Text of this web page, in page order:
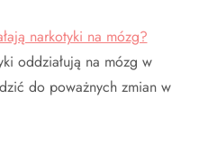
narkotyki na mózg?
oddziałują na mózg w
do poważnych zmian w